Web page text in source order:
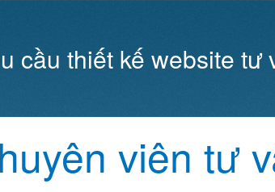
cầu thiết kế website tư
viên tư